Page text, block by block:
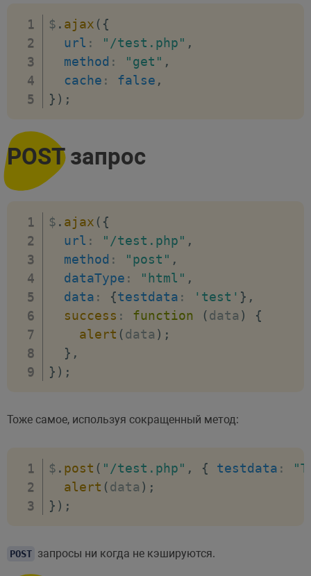
$ . ajax ( {
url : "/test.php" ,
method : "get" ,
cache : false ,
} ) ;
POST запрос
$ . ajax ( {
url : "/test.php" ,
method : "post" ,
dataType : "html" ,
data : {testdata : 'test' } ,
success : function (data )
{
alert (data ) ;
} ,
} ) ;
Тоже самое, используя сокращенный метод:
$ . post ( "/test.php" , { testdata :
alert (data ) ;
} ) ;
POST запросы ни когда не кэшируются.